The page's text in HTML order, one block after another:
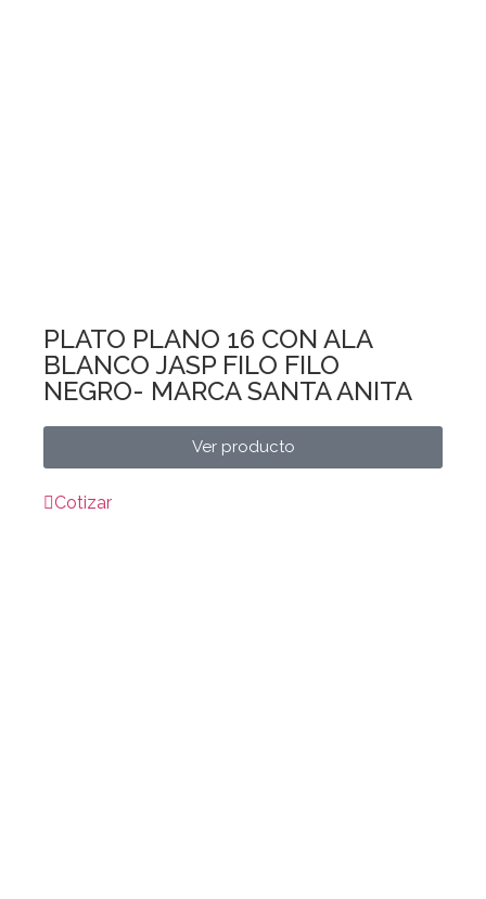
PLATO PLANO 16 CON ALA
BLANCO JASP FILO FILO
NEGRO- MARCA SANTA ANITA
Ver producto
Cotizar